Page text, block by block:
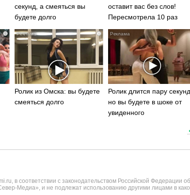
секунд, а смеяться вы
будете долго
оставит вас без слов!
Пересмотрела 10 раз
i i
Ролик из Омска: вы будете
смеяться долго
Ролик длится пару
но вы будете в шоке от
увиденного
в соответствии с законодательством Российской Федерации
Медиа», и не подлежат использованию другими лицами в